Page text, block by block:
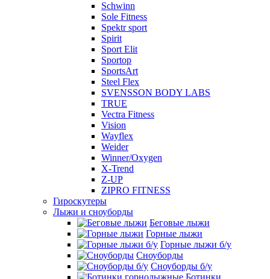
Schwinn
Sole Fitness
Spektr sport
Spirit
Sport Elit
Sportop
SportsArt
Steel Flex
SVENSSON BODY LABS
TRUE
Vectra Fitness
Vision
Wayflex
Weider
Winner/Oxygen
X-Trend
Z-UP
ZIPRO FITNESS
Гироскутеры
Лыжи и сноуборды
Беговые лыжи
Горные лыжи
Горные лыжи б/у
Сноуборды
Сноуборды б/у
Ботинки